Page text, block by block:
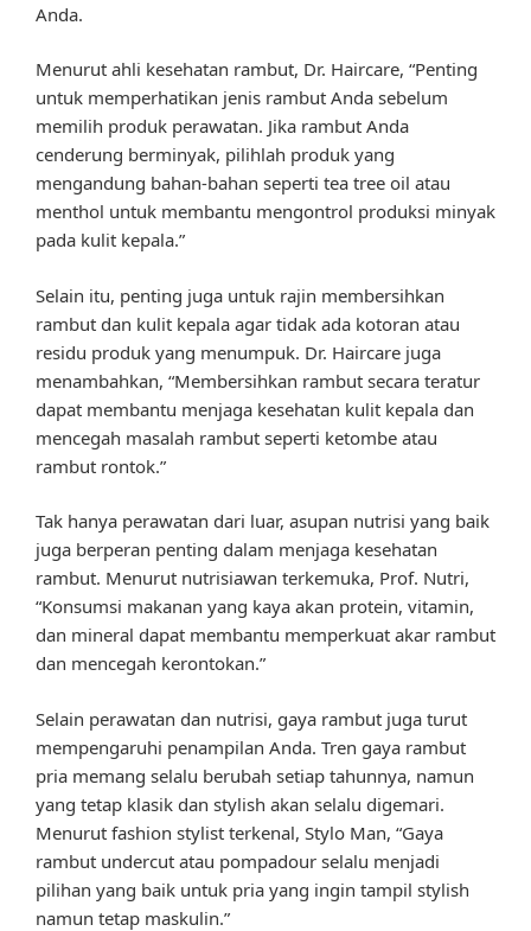
Anda.
Menurut ahli kesehatan rambut, Dr. Haircare, “Penting
untuk memperhatikan jenis rambut Anda sebelum
memilih produk perawatan. Jika rambut Anda
cenderung berminyak, pilihlah produk yang
mengandung bahan-bahan seperti tea tree oil atau
menthol untuk membantu mengontrol produksi minyak
pada kulit kepala.”
Selain itu, penting juga untuk rajin membersihkan
rambut dan kulit kepala agar tidak ada kotoran atau
residu produk yang menumpuk. Dr. Haircare juga
menambahkan, “Membersihkan rambut secara teratur
dapat membantu menjaga kesehatan kulit kepala dan
mencegah masalah rambut seperti ketombe atau
rambut rontok.”
Tak hanya perawatan dari luar, asupan nutrisi yang baik
juga berperan penting dalam menjaga kesehatan
rambut. Menurut nutrisiawan terkemuka, Prof. Nutri,
“Konsumsi makanan yang kaya akan protein, vitamin,
dan mineral dapat membantu memperkuat akar rambut
dan mencegah kerontokan.”
Selain perawatan dan nutrisi, gaya rambut juga turut
mempengaruhi penampilan Anda. Tren gaya rambut
pria memang selalu berubah setiap tahunnya, namun
yang tetap klasik dan stylish akan selalu digemari.
Menurut fashion stylist terkenal, Stylo Man, “Gaya
rambut undercut atau pompadour selalu menjadi
pilihan yang baik untuk pria yang ingin tampil stylish
namun tetap maskulin.”